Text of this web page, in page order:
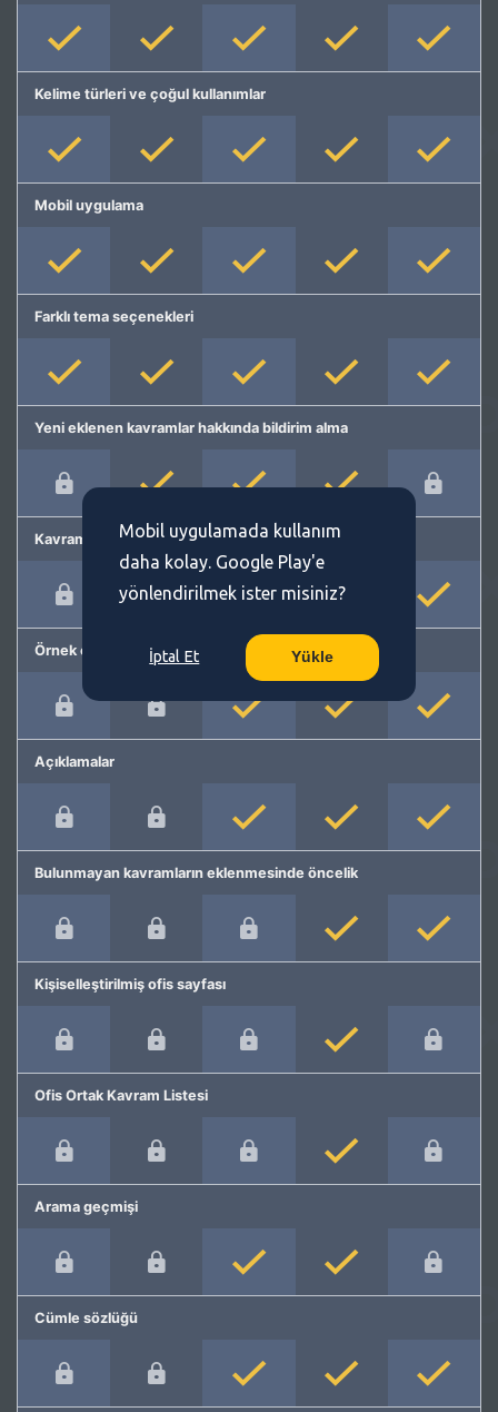
Kelime türleri ve çoğul kullanımlar
Mobil uygulama
Farklı tema seçenekleri
Yeni eklenen kavramlar hakkında bildirim alma
Kavram önerme
Örnek cümleler
Açıklamalar
Bulunmayan kavramların eklenmesinde öncelik
Kişiselleştirilmiş ofis sayfası
Ofis Ortak Kavram Listesi
Arama geçmişi
Cümle sözlüğü
Mobil uygulamada kullanım
daha kolay. Google Play'e
yönlendirilmek ister misiniz?
İptal Et Yükle